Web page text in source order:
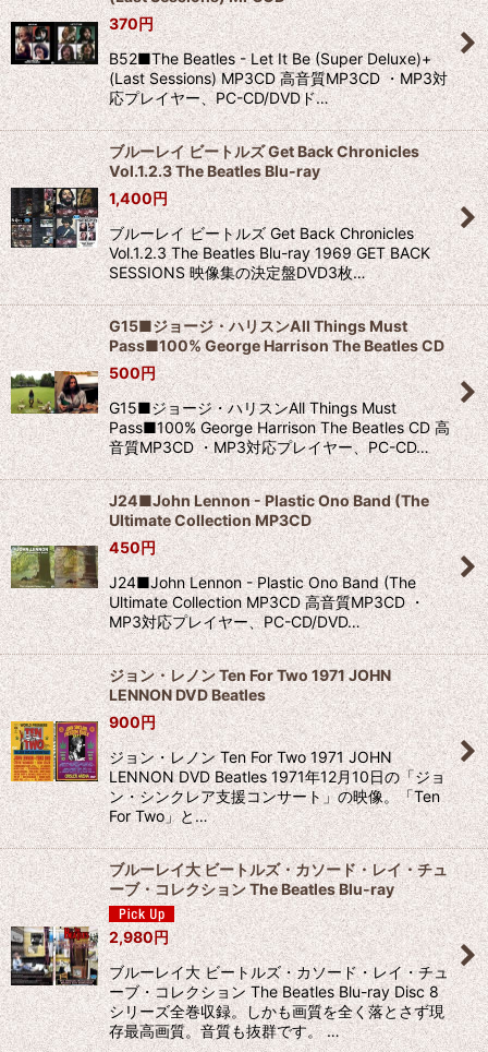
370円
B52■The Beatles - Let It Be (Super Deluxe)+
(Last Sessions) MP3CD 高音質MP3CD ・MP3対
応プレイヤー、PC-CD/DVDド…
ブルーレイ ビートルズ Get Back Chronicles
Vol.1.2.3 The Beatles Blu-ray
1,400円
ブルーレイ ビートルズ Get Back Chronicles
Vol.1.2.3 The Beatles Blu-ray 1969 GET BACK
SESSIONS 映像集の決定盤DVD3枚…
G15■ジョージ・ハリスンAll Things Must
Pass■100% George Harrison The Beatles CD
500円
G15■ジョージ・ハリスンAll Things Must
Pass■100% George Harrison The Beatles CD 高
音質MP3CD ・MP3対応プレイヤー、PC-CD…
J24■John Lennon - Plastic Ono Band (The
Ultimate Collection MP3CD
450円
J24■John Lennon - Plastic Ono Band (The
Ultimate Collection MP3CD 高音質MP3CD ・
MP3対応プレイヤー、PC-CD/DVD…
ジョン・レノン Ten For Two 1971 JOHN
LENNON DVD Beatles
900円
ジョン・レノン Ten For Two 1971 JOHN
LENNON DVD Beatles 1971年12月10日の「ジョ
ン・シンクレア支援コンサート」の映像。「Ten
For Two」と…
ブルーレイ大 ビートルズ・カソード・レイ・チュ
ーブ・コレクション The Beatles Blu-ray
2,980円
ブルーレイ大 ビートルズ・カソード・レイ・チュ
ーブ・コレクション The Beatles Blu-ray Disc 8
シリーズ全巻収録。しかも画質を全く落とさず現
存最高画質。音質も抜群です。 …